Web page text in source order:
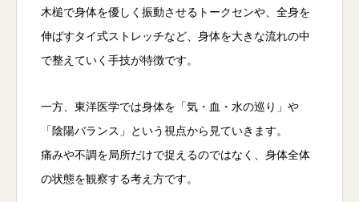
木槌で身体を優しく振動させるトークセンや、全身を
伸ばすタイ式ストレッチなど、身体を大きな流れの中
で整えていく手技が特徴です。
一方、東洋医学では身体を「気・血・水の巡り」や
「陰陽バランス」という視点から見ていきます。
痛みや不調を局所だけで捉えるのではなく、身体全体
の状態を観察する考え方です。